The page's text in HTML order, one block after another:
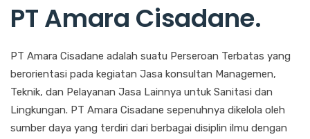
PT Amara Cisadane.
PT Amara Cisadane adalah suatu Perseroan Terbatas yang
berorientasi pada kegiatan Jasa konsultan Managemen,
Teknik, dan Pelayanan Jasa Lainnya untuk Sanitasi dan
Lingkungan. PT Amara Cisadane sepenuhnya dikelola oleh
sumber daya yang terdiri dari berbagai disiplin ilmu dengan